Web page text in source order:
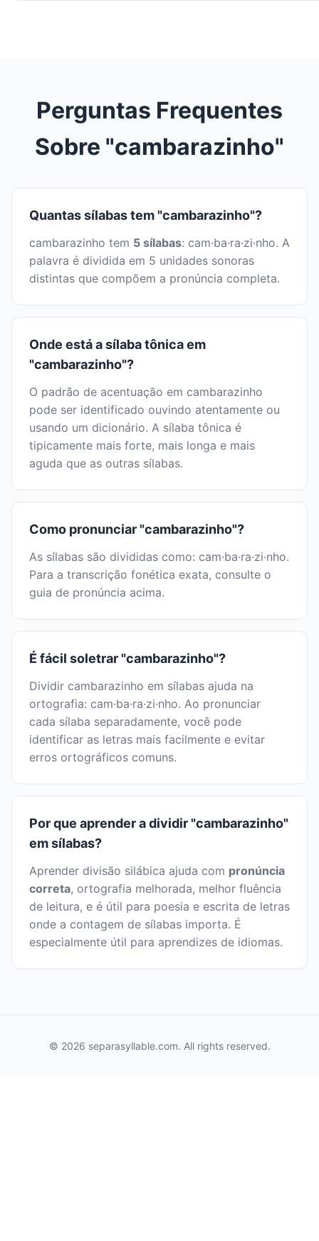
Perguntas Frequentes
Sobre "cambarazinho"
Quantas sílabas tem "cambarazinho"?
cambarazinho tem 5 sílabas: cam·ba·ra·zi·nho. A
palavra é dividida em 5 unidades sonoras
distintas que compõem a pronúncia completa.
Onde está a sílaba tônica em
"cambarazinho"?
O padrão de acentuação em cambarazinho
pode ser identificado ouvindo atentamente ou
usando um dicionário. A sílaba tônica é
tipicamente mais forte, mais longa e mais
aguda que as outras sílabas.
Como pronunciar "cambarazinho"?
As sílabas são divididas como: cam·ba·ra·zi·nho.
Para a transcrição fonética exata, consulte o
guia de pronúncia acima.
É fácil soletrar "cambarazinho"?
Dividir cambarazinho em sílabas ajuda na
ortografia: cam·ba·ra·zi·nho. Ao pronunciar
cada sílaba separadamente, você pode
identificar as letras mais facilmente e evitar
erros ortográficos comuns.
Por que aprender a dividir "cambarazinho"
em sílabas?
Aprender divisão silábica ajuda com pronúncia
correta, ortografia melhorada, melhor fluência
de leitura, e é útil para poesia e escrita de letras
onde a contagem de sílabas importa. É
especialmente útil para aprendizes de idiomas.
© 2026 separasyllable.com. All rights reserved.